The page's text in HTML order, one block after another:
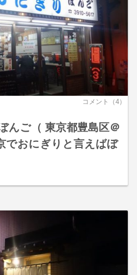
コメント（4）
んご（ 東京都豊島区＠
おにぎりと言えばぼ